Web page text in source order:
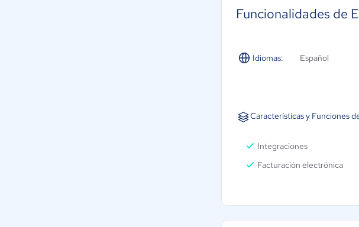
Funcionalidades de
Idiomas: Español
Características y Funciones
Integraciones
Facturación electrónica